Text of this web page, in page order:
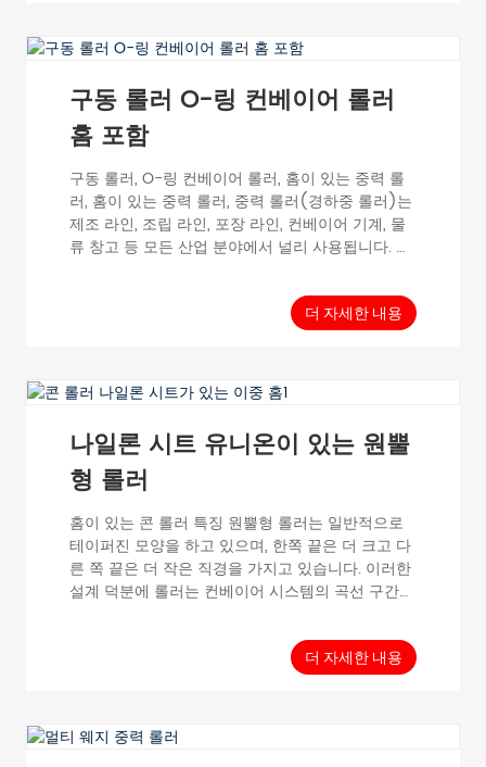
구동 롤러 O-링 컨베이어 롤러
홈 포함
구동 롤러, O-링 컨베이어 롤러, 홈이 있는 중력 롤
러, 홈이 있는 중력 롤러, 중력 롤러(경하중 롤러)는
제조 라인, 조립 라인, 포장 라인, 컨베이어 기계, 물
류 창고 등 모든 산업 분야에서 널리 사용됩니다. 튜
RL(mm), 샤프트 직경 d(mm), 튜브 재질 표면
GR38-12 φ 37.7 T=1.5 300-1200 φ 12 탄소강 아연
더 자세한 내용
나일론 시트 유니온이 있는 원뿔
형 롤러
홈이 있는 콘 롤러 특징 원뿔형 롤러는 일반적으로
테이퍼진 모양을 하고 있으며, 한쪽 끝은 더 크고 다
른 쪽 끝은 더 작은 직경을 가지고 있습니다. 이러한
설계 덕분에 롤러는 컨베이어 시스템의 곡선 구간에
러의 주요 구성 요소는 롤러 셸, 베어링, 그리고 샤프
트입니다. 롤러 셸은 컨베이어 벨트와 이송되는 재
료와 접촉하는 외부 표면입니다. 베어링은 ...
더 자세한 내용